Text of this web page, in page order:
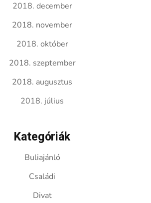
2018. december
2018. november
2018. október
2018. szeptember
2018. augusztus
2018. július
Kategóriák
Buliajánló
Családi
Divat